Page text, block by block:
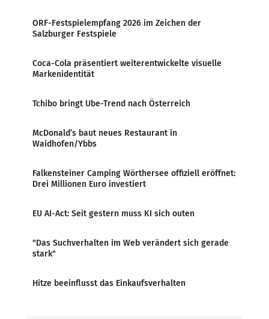
ORF-Festspielempfang 2026 im Zeichen der
Salzburger Festspiele
Coca-Cola präsentiert weiterentwickelte visuelle
Markenidentität
Tchibo bringt Ube-Trend nach Österreich
McDonald’s baut neues Restaurant in
Waidhofen/Ybbs
Falkensteiner Camping Wörthersee offiziell eröffnet:
Drei Millionen Euro investiert
EU AI-Act: Seit gestern muss KI sich outen
"Das Suchverhalten im Web verändert sich gerade
stark"
Hitze beeinflusst das Einkaufsverhalten